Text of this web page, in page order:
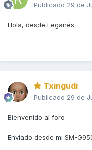
Publicado 29 de
Hola, desde Leganés
Txingudi
Publicado 29 de
Bienvenido al foro
Enviado desde mi SM-